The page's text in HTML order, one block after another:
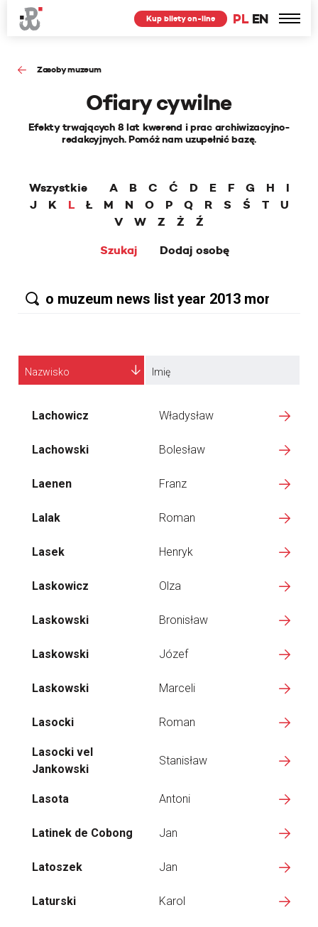
PL EN
Kup bilety on-line
Zasoby muzeum
Ofiary cywilne
Efekty trwających 8 lat kwerend i prac archiwizacyjno-
redakcyjnych. Pomóż nam uzupełnić bazę.
Wszystkie A B C Ć D E F G H
I
J
K L Ł M N O P Q R S Ś T
U
V
W Z Ż
Ź
Szukaj
Dodaj osobę
Nazwisko Imię
Lachowicz Władysław
Lachowski Bolesław
Laenen Franz
Lalak Roman
Lasek Henryk
Laskowicz Olza
Laskowski Bronisław
Laskowski Józef
Laskowski Marceli
Lasocki Roman
Lasocki vel
Jankowski
Stanisław
Lasota Antoni
Latinek de Cobong Jan
Latoszek Jan
Laturski Karol